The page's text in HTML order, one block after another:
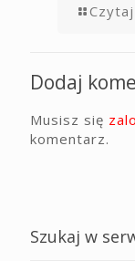
Dodaj
Musisz się
komentarz.
Szukaj w